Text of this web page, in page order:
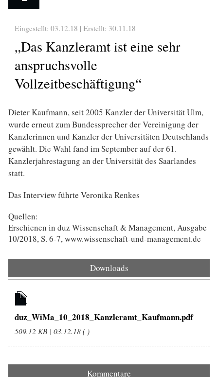
Eingestellt: 03.12.18 | Erstellt: 30.11.18
„Das Kanzleramt ist eine sehr
anspruchsvolle
Vollzeitbeschäftigung“
Dieter Kaufmann, seit 2005 Kanzler der Universität Ulm,
wurde erneut zum Bundessprecher der Vereinigung der
Kanzlerinnen und Kanzler der Universitäten Deutschlands
gewählt. Die Wahl fand im September auf der 61.
Kanzlerjahrestagung an der Universität des Saarlandes
statt.
Das Interview führte Veronika Renkes
Quellen:
Erschienen in duz Wissenschaft & Management, Ausgabe
10/2018, S. 6-7, www.wissenschaft-und-management.de
Downloads
duz_WiMa_10_2018_Kanzleramt_Kaufmann.pdf
509.12 KB | 03.12.18 ( )
Kommentare